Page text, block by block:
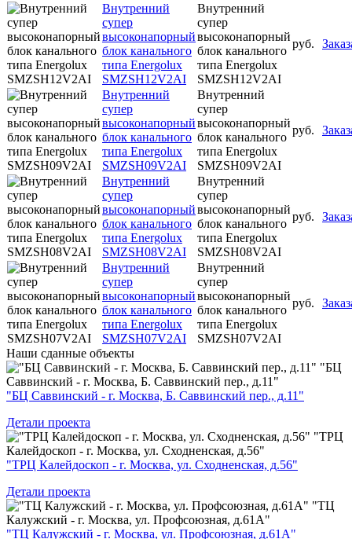
Внутренний
супер
высоконапорный
блок канального
типа Energolux
SMZSH12V2AI
Внутренний
супер
высоконапорный
блок канального
типа Energolux
SMZSH12V2AI
руб.
Внутренний
супер
высоконапорный
блок канального
типа Energolux
SMZSH09V2AI
Внутренний
супер
высоконапорный
блок канального
типа Energolux
SMZSH09V2AI
руб.
Внутренний
супер
высоконапорный
блок канального
типа Energolux
SMZSH08V2AI
Внутренний
супер
высоконапорный
блок канального
типа Energolux
SMZSH08V2AI
руб.
Внутренний
супер
высоконапорный
блок канального
типа Energolux
SMZSH07V2AI
Внутренний
супер
высоконапорный
блок канального
типа Energolux
SMZSH07V2AI
руб.
Наши сданные объекты
"БЦ
Саввинский - г. Москва, Б. Саввинский пер., д.11"
"БЦ Саввинский - г. Москва, Б. Саввинский пер., д.11"
Детали проекта
"ТРЦ
Калейдоскоп - г. Москва, ул. Сходненская, д.56"
"ТРЦ Калейдоскоп - г. Москва, ул. Сходненская, д.56"
Детали проекта
"ТЦ
Калужский - г. Москва, ул. Профсоюзная, д.61А"
"ТЦ Калужский - г. Москва, ул. Профсоюзная, д.61А"